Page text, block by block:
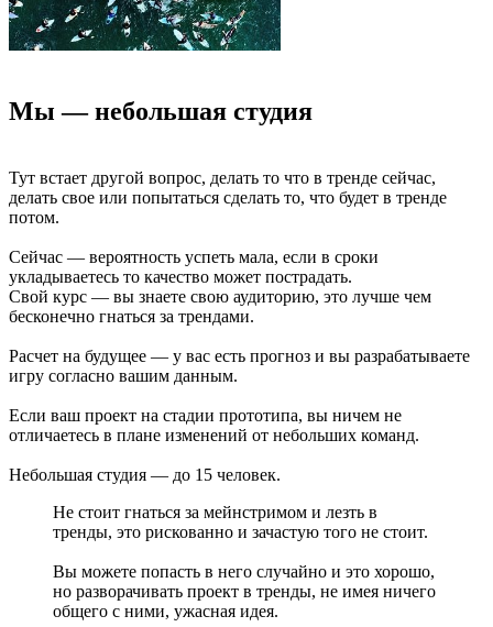
Мы — небольшая студия
Тут встает другой вопрос, делать то что в тренде сейчас,
делать свое или попытаться сделать то, что будет в тренде
потом.
Сейчас — вероятность успеть мала, если в сроки
укладываетесь то качество может пострадать.
Свой курс — вы знаете свою аудиторию, это лучше чем
бесконечно гнаться за трендами.
Расчет на будущее — у вас есть прогноз и вы разрабатываете
игру согласно вашим данным.
Если ваш проект на стадии прототипа, вы ничем не
отличаетесь в плане изменений от небольших команд.
Небольшая студия — до 15 человек.
Не стоит гнаться за мейнстримом и лезть в
тренды, это рискованно и зачастую того не стоит.
Вы можете попасть в него случайно и это хорошо,
но разворачивать проект в тренды, не имея ничего
общего с ними, ужасная идея.